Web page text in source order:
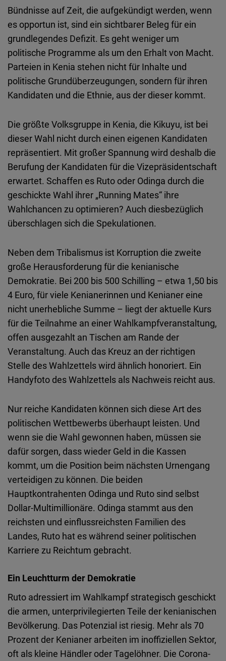
Bündnisse auf Zeit, die aufgekündigt werden, wenn
es opportun ist, sind ein sichtbarer Beleg für ein
grundlegendes Defizit. Es geht weniger um
politische Programme als um den Erhalt von Macht.
Parteien in Kenia stehen nicht für Inhalte und
politische Grundüberzeugungen, sondern für ihren
Kandidaten und die Ethnie, aus der dieser kommt.
Die größte Volksgruppe in Kenia, die Kikuyu, ist bei
dieser Wahl nicht durch einen eigenen Kandidaten
repräsentiert. Mit großer Spannung wird deshalb die
Berufung der Kandidaten für die Vizepräsidentschaft
erwartet. Schaffen es Ruto oder Odinga durch die
geschickte Wahl ihrer „Running Mates“ ihre
Wahlchancen zu optimieren? Auch diesbezüglich
überschlagen sich die Spekulationen.
Neben dem Tribalismus ist Korruption die zweite
große Herausforderung für die kenianische
Demokratie. Bei 200 bis 500 Schilling – etwa 1,50 bis
4 Euro, für viele Kenianerinnen und Kenianer eine
nicht unerhebliche Summe – liegt der aktuelle Kurs
für die Teilnahme an einer Wahlkampfveranstaltung,
offen ausgezahlt an Tischen am Rande der
Veranstaltung. Auch das Kreuz an der richtigen
Stelle des Wahlzettels wird ähnlich honoriert. Ein
Handyfoto des Wahlzettels als Nachweis reicht aus.
Nur reiche Kandidaten können sich diese Art des
politischen Wettbewerbs überhaupt leisten. Und
wenn sie die Wahl gewonnen haben, müssen sie
dafür sorgen, dass wieder Geld in die Kassen
kommt, um die Position beim nächsten Urnengang
verteidigen zu können. Die beiden
Hauptkontrahenten Odinga und Ruto sind selbst
Dollar-Multimillionäre. Odinga stammt aus den
reichsten und einflussreichsten Familien des
Landes, Ruto hat es während seiner politischen
Karriere zu Reichtum gebracht.
Ein Leuchtturm der Demokratie
Ruto adressiert im Wahlkampf strategisch geschickt
die armen, unterprivilegierten Teile der kenianischen
Bevölkerung. Das Potenzial ist riesig. Mehr als 70
Prozent der Kenianer arbeiten im inoffiziellen Sektor,
oft als kleine Händler oder Tagelöhner. Die Corona-